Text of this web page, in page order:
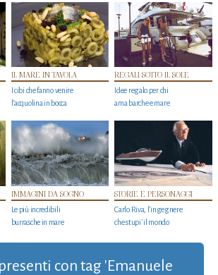
IL MARE IN TAVOLA
I cibi che fanno venire
l’acquolina in bocca
REGALI SOTTO IL SOLE
Idee regalo per chi
ama barche e mare
IMMAGINI DA SOGNO
Le più incredibili
burrasche in mare
STORIE E PERSONAGGI
Carlo Riva, l’ingegnere
che stupi' il mondo
con tag 'Emanuele